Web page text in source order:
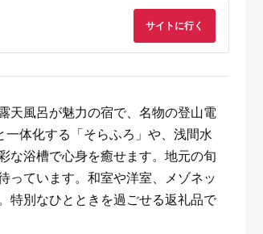
用可能な長野原町ふる
5.0
寄付金額:
サイトに行く
天風呂が魅力の宿で、名物の登山電
体化する「そらふろ」や、浅間水
な浴槽で心身を癒せます。地元の旬
っています。和室や洋室、メゾネッ
特別なひとときを過ごせる返礼品で